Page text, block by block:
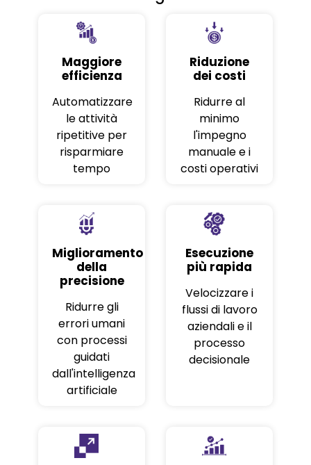
Maggiore
efficienza
Automatizzare
le attività
ripetitive per
risparmiare
tempo
Riduzione
dei costi
Ridurre al
minimo
l'impegno
manuale e i
costi operativi
Miglioramento
della
precisione
Ridurre gli
errori umani
con processi
guidati
dall'intelligenza
artificiale
Esecuzione
più rapida
Velocizzare i
flussi di lavoro
aziendali e il
processo
decisionale